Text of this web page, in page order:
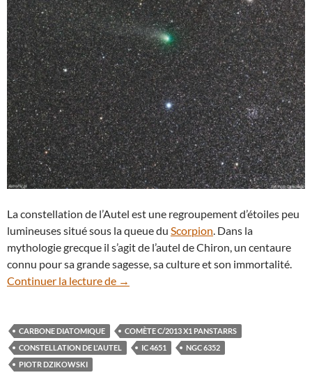
La constellation de l’Autel est une regroupement d’étoiles peu
lumineuses situé sous la queue du Scorpion. Dans la
mythologie grecque il s’agit de l’autel de Chiron, un centaure
connu pour sa grande sagesse, sa culture et son immortalité.
Continuer la lecture de La comète C/2013 X1 Panstarrs vue de
→
CARBONE DIATOMIQUE
COMÈTE C/2013 X1 PANSTARRS
CONSTELLATION DE L'AUTEL
IC 4651
NGC 6352
PIOTR DZIKOWSKI